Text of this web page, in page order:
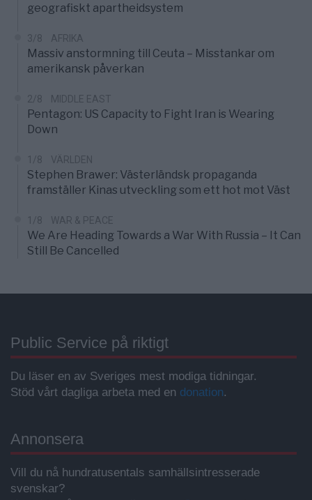
geografiskt apartheidsystem
3/8 AFRIKA
Massiv anstormning till Ceuta – Misstankar om
amerikansk påverkan
2/8 MIDDLE EAST
Pentagon: US Capacity to Fight Iran is Wearing
Down
1/8 VÄRLDEN
Stephen Brawer: Västerländsk propaganda
framställer Kinas utveckling som ett hot mot Väst
1/8 WAR & PEACE
We Are Heading Towards a War With Russia – It Can
Still Be Cancelled
Public Service på riktigt
Du läser en av Sveriges mest modiga tidningar.
Stöd vårt dagliga arbeta med en donation.
Annonsera
Vill du nå hundratusentals samhällsintresserade
svenskar?